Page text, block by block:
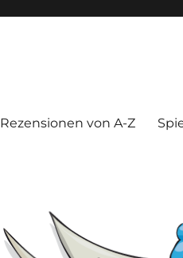
Rezensionen von A-Z